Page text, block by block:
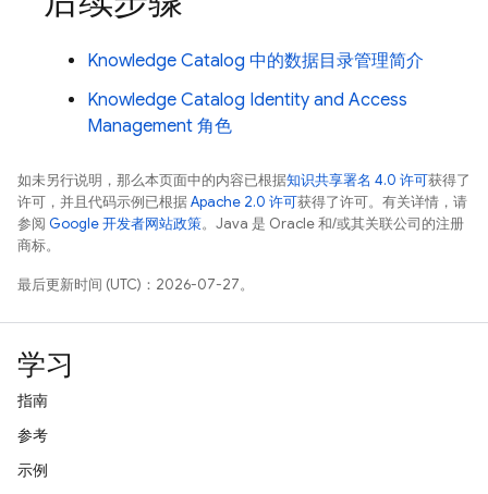
Knowledge Catalog 中的数据目录管理简介
Knowledge Catalog Identity and Access
Management 角色
如未另行说明，那么本页面中的内容已根据知识共享署名 4.0 许可获得了
许可，并且代码示例已根据Apache 2.0 许可获得了许可。有关详情，请
参阅 Google 开发者网站政策。Java 是 Oracle 和/或其关联公司的注册
商标。
最后更新时间 (UTC)：2026-07-27。
学习
指南
参考
示例